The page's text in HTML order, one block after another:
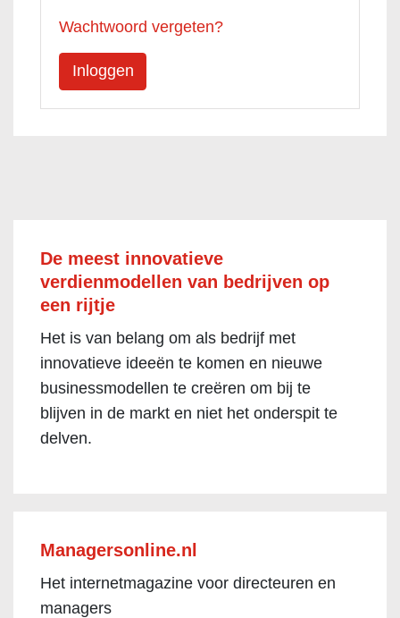
Wachtwoord vergeten?
De meest innovatieve
verdienmodellen van bedrijven op
een rijtje
Het is van belang om als bedrijf met
innovatieve ideeën te komen en nieuwe
businessmodellen te creëren om bij te
blijven in de markt en niet het onderspit te
delven.
Managersonline.nl
Het internetmagazine voor directeuren en
managers